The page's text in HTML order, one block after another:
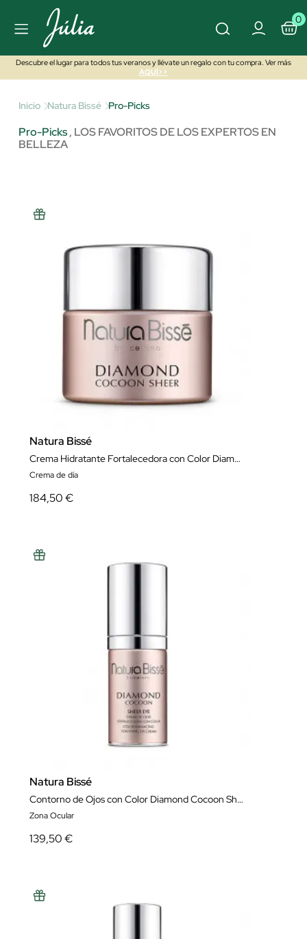
0
Descubre el lugar para todos tus veranos y llévate un regalo con tu compra. Ver más
AQUÍ>>
Inicio Natura Bissé Pro-Picks
Pro-Picks, LOS FAVORITOS DE LOS EXPERTOS EN
BELLEZA
Natura Bissé
Crema Hidratante Fortalecedora con Color Diamond Cocoon Sheer Cream SPF 30 Pa++ 50 ml
Crema de día
184,50 €
Natura Bissé
Contorno de Ojos con Color Diamond Cocoon Sheer Eye 25 ml
Zona Ocular
139,50 €